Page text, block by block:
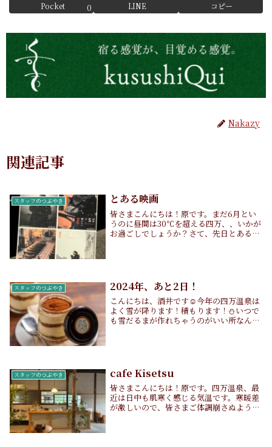
Pocket 0 LINE コピー
Nakazy
関連記事
スタッフのつぶやき とある映画
皆さまこんにちは！原です。まだ6月とい
うのに昼間は30℃を超える四万、、いかが
お過ごしでしょうか？さて、先日とある映
スタッフのつぶやき 2024年、あと2日！
こんにちは、酒井です☺️今年の四万温泉は
よく雪が降ります！積もります！⛄️いつで
も雪だるまが作れちゃうのがいい所なんで
スタッフのつぶやき cafe Kisetsu
皆さまこんにちは！原です。四万温泉、最
近は日中も肌寒く感じる気温です。寒暖差
が激しいので、皆さまご体調崩さぬようお